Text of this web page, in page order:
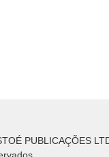
PUBLICAÇÕES